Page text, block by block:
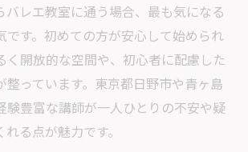
バレエ教室に通う場合、最も気になる
です。初めての方が安心して始められ
く開放的な空間や、初心者に配慮した
整っています。東京都日野市や青ヶ島
験豊富な講師が一人ひとりの不安や疑
る点が魅力です。